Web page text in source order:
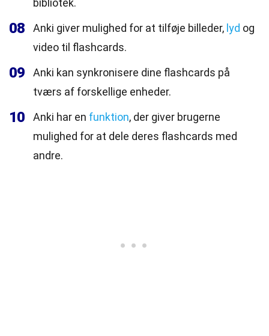
bibliotek.
08 Anki giver mulighed for at tilføje billeder, lyd og
video til flashcards.
09
Anki kan synkronisere dine flashcards på
tværs af forskellige enheder.
10 Anki har en funktion, der giver brugerne
mulighed for at dele deres flashcards med
andre.